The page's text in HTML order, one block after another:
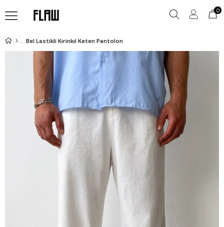
0
Bel Lastikli Kırinkıl Keten Pantolon